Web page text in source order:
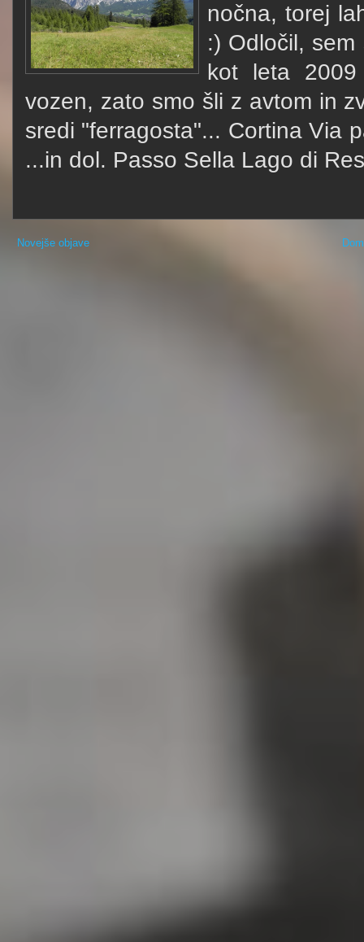
nočna, torej
:) Odločil,
kot leta
vozen, zato smo šli z avtom in
sredi "ferragosta"... Cortina Via
...in dol. Passo Sella Lago di
Novejše objave